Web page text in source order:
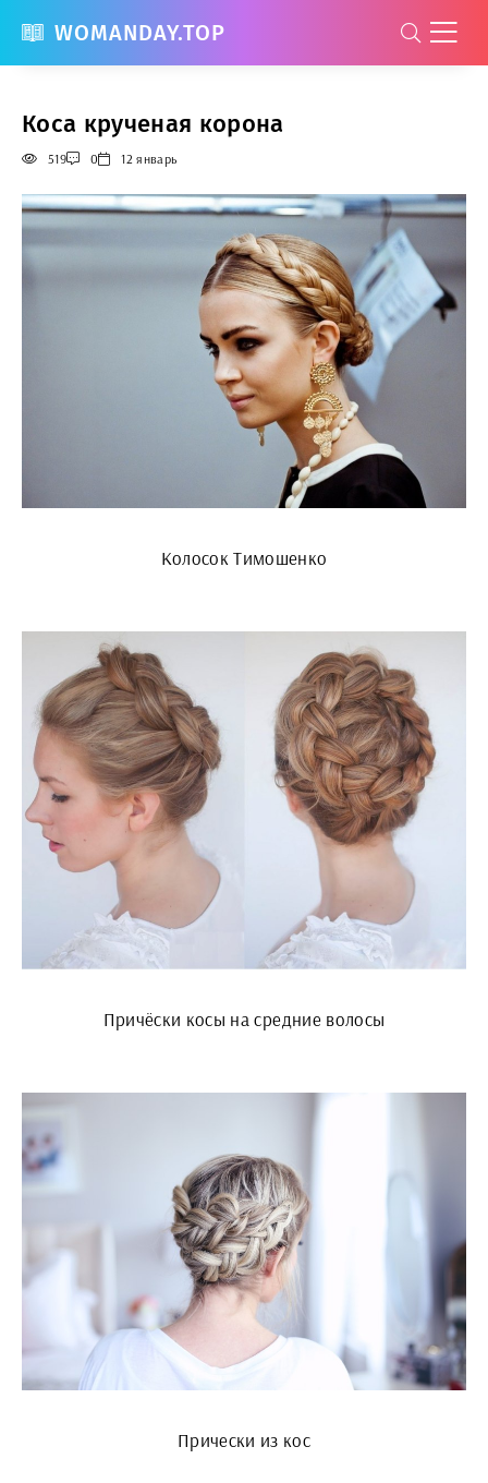
WOMANDAY.TOP
Коса крученая корона
519 0 12 январь
Колосок Тимошенко
Причёски косы на средние волосы
Прически из кос